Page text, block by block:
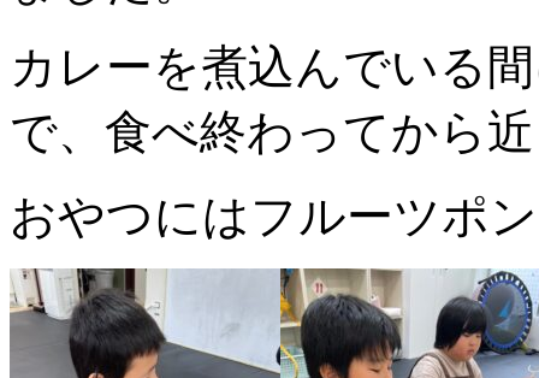
カレーを煮込んでいる
で、食べ終わってから
おやつにはフルーツポ